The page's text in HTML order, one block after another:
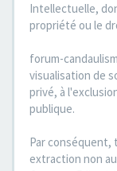
Intellectuelle,
propriété ou le
forum-
visualisation de
privé, à
publique.
Par
extraction non